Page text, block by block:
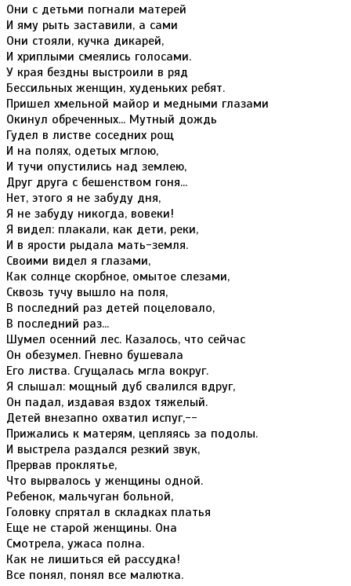
Они с детьми погнали матерей
И яму рыть заставили, а сами
Они стояли, кучка дикарей,
И хриплыми смеялись голосами.
У края бездны выстроили в ряд
Бессильных женщин, худеньких ребят.
Пришел хмельной майор и медными глазами
Окинул обреченных... Мутный дождь
Гудел в листве соседних рощ
И на полях, одетых мглою,
И тучи опустились над землею,
Друг друга с бешенством гоня...
Нет, этого я не забуду дня,
Я не забуду никогда, вовеки!
Я видел: плакали, как дети, реки,
И в ярости рыдала мать-земля.
Своими видел я глазами,
Как солнце скорбное, омытое слезами,
Сквозь тучу вышло на поля,
В последний раз детей поцеловало,
В последний раз...
Шумел осенний лес. Казалось, что сейчас
Он обезумел. Гневно бушевала
Его листва. Сгущалась мгла вокруг.
Я слышал: мощный дуб свалился вдруг,
Он падал, издавая вздох тяжелый.
Детей внезапно охватил испуг,--
Прижались к матерям, цепляясь за подолы.
И выстрела раздался резкий звук,
Прервав проклятье,
Что вырвалось у женщины одной.
Ребенок, мальчуган больной,
Головку спрятал в складках платья
Еще не старой женщины. Она
Смотрела, ужаса полна.
Как не лишиться ей рассудка!
Все понял, понял все малютка.